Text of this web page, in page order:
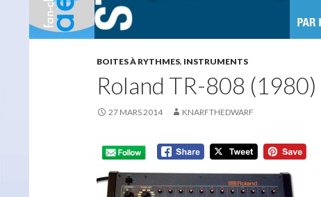
BOITES À RYTHMES, INSTRUMENTS
Roland TR-808 (1980)
27 MARS 2014 KNARFTHEDWARF